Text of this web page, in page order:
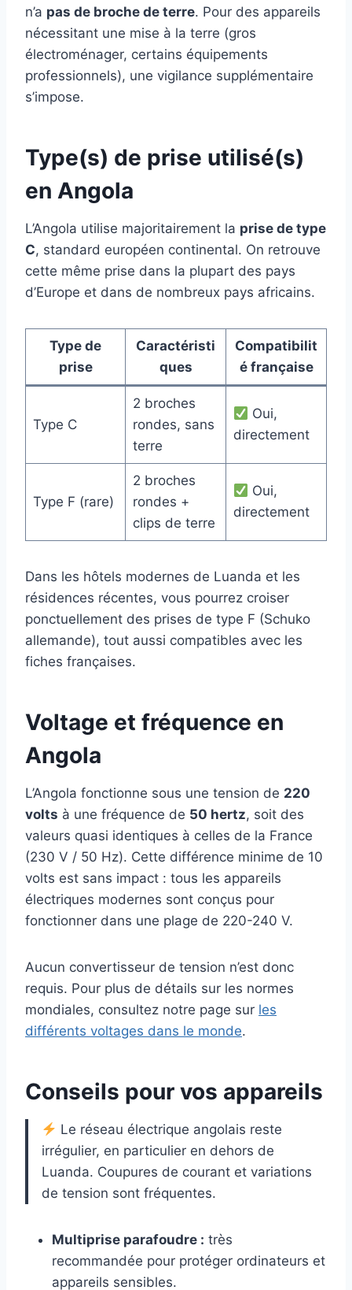
n’a pas de broche de terre. Pour des appareils
nécessitant une mise à la terre (gros
électroménager, certains équipements
professionnels), une vigilance supplémentaire
s’impose.
Type(s) de prise utilisé(s)
en Angola
L’Angola utilise majoritairement la prise de type
C, standard européen continental. On retrouve
cette même prise dans la plupart des pays
d’Europe et dans de nombreux pays africains.
Type de
prise
Caractéristi
ques
Compatibilit
é française
Type C
2 broches
rondes, sans
terre
Oui,
directement
Type F (rare)
2 broches
rondes +
clips de terre
Oui,
directement
Dans les hôtels modernes de Luanda et les
résidences récentes, vous pourrez croiser
ponctuellement des prises de type F (Schuko
allemande), tout aussi compatibles avec les
fiches françaises.
Voltage et fréquence en
Angola
L’Angola fonctionne sous une tension de 220
volts à une fréquence de 50 hertz, soit des
valeurs quasi identiques à celles de la France
(230 V / 50 Hz). Cette différence minime de 10
volts est sans impact : tous les appareils
électriques modernes sont conçus pour
fonctionner dans une plage de 220-240 V.
Aucun convertisseur de tension n’est donc
requis. Pour plus de détails sur les normes
mondiales, consultez notre page sur les
différents voltages dans le monde.
Conseils pour vos appareils
Le réseau électrique angolais reste
irrégulier, en particulier en dehors de
Luanda. Coupures de courant et variations
de tension sont fréquentes.
Multiprise parafoudre : très
recommandée pour protéger ordinateurs et
appareils sensibles.